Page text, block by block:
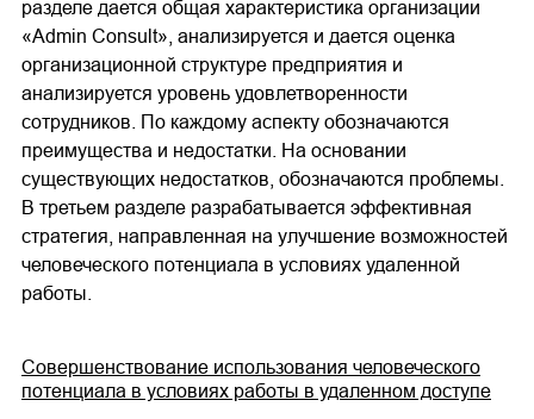
разделе дается общая характеристика организации
«Admin Consult», анализируется и дается оценка
организационной структуре предприятия и
анализируется уровень удовлетворенности
сотрудников. По каждому аспекту обозначаются
преимущества и недостатки. На основании
существующих недостатков, обозначаются проблемы.
В третьем разделе разрабатывается эффективная
стратегия, направленная на улучшение возможностей
человеческого потенциала в условиях удаленной
работы.
Совершенствование использования человеческого
потенциала в условиях работы в удаленном доступе